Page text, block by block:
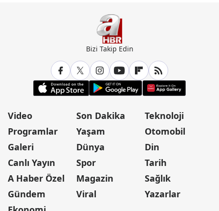
Bizi Takip Edin
Video
Programlar
Galeri
Canlı Yayın
A Haber Özel
Gündem
Son Dakika
Yaşam
Dünya
Spor
Magazin
Viral
Teknoloji
Otomobil
Din
Tarih
Sağlık
Yazarlar